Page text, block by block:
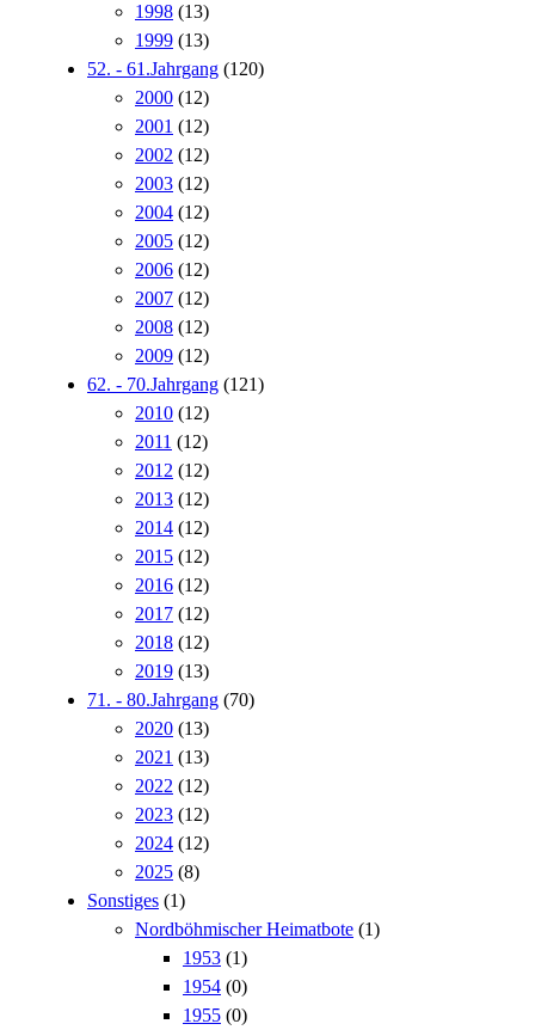
1998 (13)
1999 (13)
52. - 61.Jahrgang (120)
2000 (12)
2001 (12)
2002 (12)
2003 (12)
2004 (12)
2005 (12)
2006 (12)
2007 (12)
2008 (12)
2009 (12)
62. - 70.Jahrgang (121)
2010 (12)
2011 (12)
2012 (12)
2013 (12)
2014 (12)
2015 (12)
2016 (12)
2017 (12)
2018 (12)
2019 (13)
71. - 80.Jahrgang (70)
2020 (13)
2021 (13)
2022 (12)
2023 (12)
2024 (12)
2025 (8)
Sonstiges (1)
Nordböhmischer Heimatbote (1)
1953 (1)
1954 (0)
1955 (0)